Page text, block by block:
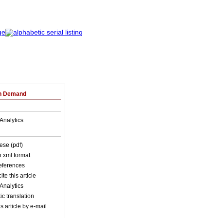
Demand
(pdf)
xml format
this article
translation
article by e-mail